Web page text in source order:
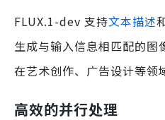
FLUX.1-dev 支持文本描述
生成与输入信息相匹配的图
在艺术创作、广告设计等领
高效的并行处理